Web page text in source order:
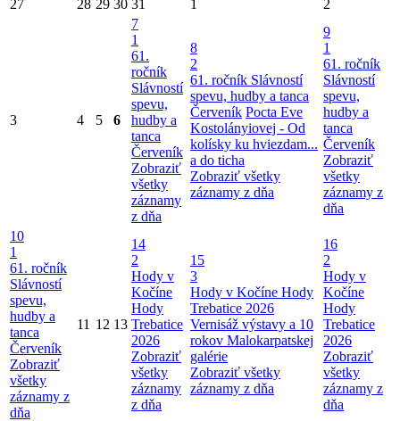
27
28 29 30 31 1 2
3 4 5 6
7
1
61.
ročník
Slávností
spevu,
hudby a
tanca
Červeník
Zobraziť
všetky
záznamy
z dňa
8
2
61. ročník Slávností
spevu, hudby a tanca
Červeník Pocta Eve
Kostolányiovej - Od
kolísky ku hviezdam...
a do ticha
Zobraziť všetky
záznamy z dňa
9
1
61. ročník
Slávností
spevu,
hudby a
tanca
Červeník
Zobraziť
všetky
záznamy z
dňa
10
1
61. ročník
Slávností
spevu,
hudby a
tanca
Červeník
Zobraziť
všetky
záznamy z
dňa
11 12 13
14
2
Hody v
Kočíne
Hody
Trebatice
2026
Zobraziť
všetky
záznamy
z dňa
15
3
Hody v Kočíne Hody
Trebatice 2026
Vernisáž výstavy a 10
rokov Malokarpatskej
galérie
Zobraziť všetky
záznamy z dňa
16
2
Hody v
Kočíne
Hody
Trebatice
2026
Zobraziť
všetky
záznamy z
dňa